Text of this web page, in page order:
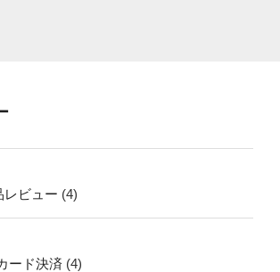
レビュー (4)
ード決済 (4)